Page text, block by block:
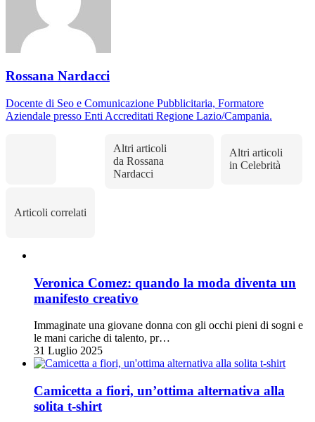
Rossana Nardacci
Docente di Seo e Comunicazione Pubblicitaria, Formatore
Aziendale presso Enti Accreditati Regione Lazio/Campania.
Articoli correlati
Altri articoli
da Rossana
Nardacci
Altri articoli
in Celebrità
Veronica Comez: quando la moda diventa un
manifesto creativo
Immaginate una giovane donna con gli occhi pieni di sogni e
le mani cariche di talento, pr…
31 Luglio 2025
Camicetta a fiori, un’ottima alternativa alla
solita t-shirt